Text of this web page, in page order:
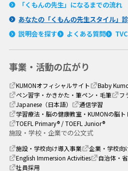
「くもんの先生」になるまでの流れ
あなたの「くもんの先生スタイル」
説明会を探す
よくある質問
事業・活動の広がり
KUMONオフィシャルサイト
Baby
ペン習字・かきかた・筆ペン・毛筆
フ
Japanese（日本語）
通信学習
学習療法・脳の健康教室・KUMONの脳ト
TOEFL Primary® / TOEFL Junior®
施設・学校・企業での公文式
施設・学校向け導入事業
企業・学校向
English Immersion Activities
自治体・
社員採用